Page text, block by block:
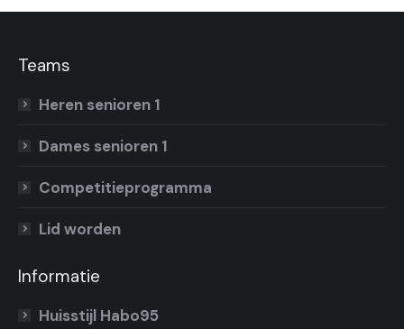
Teams
Heren senioren 1
Dames senioren 1
Competitieprogramma
Lid worden
Informatie
Huisstijl Habo95